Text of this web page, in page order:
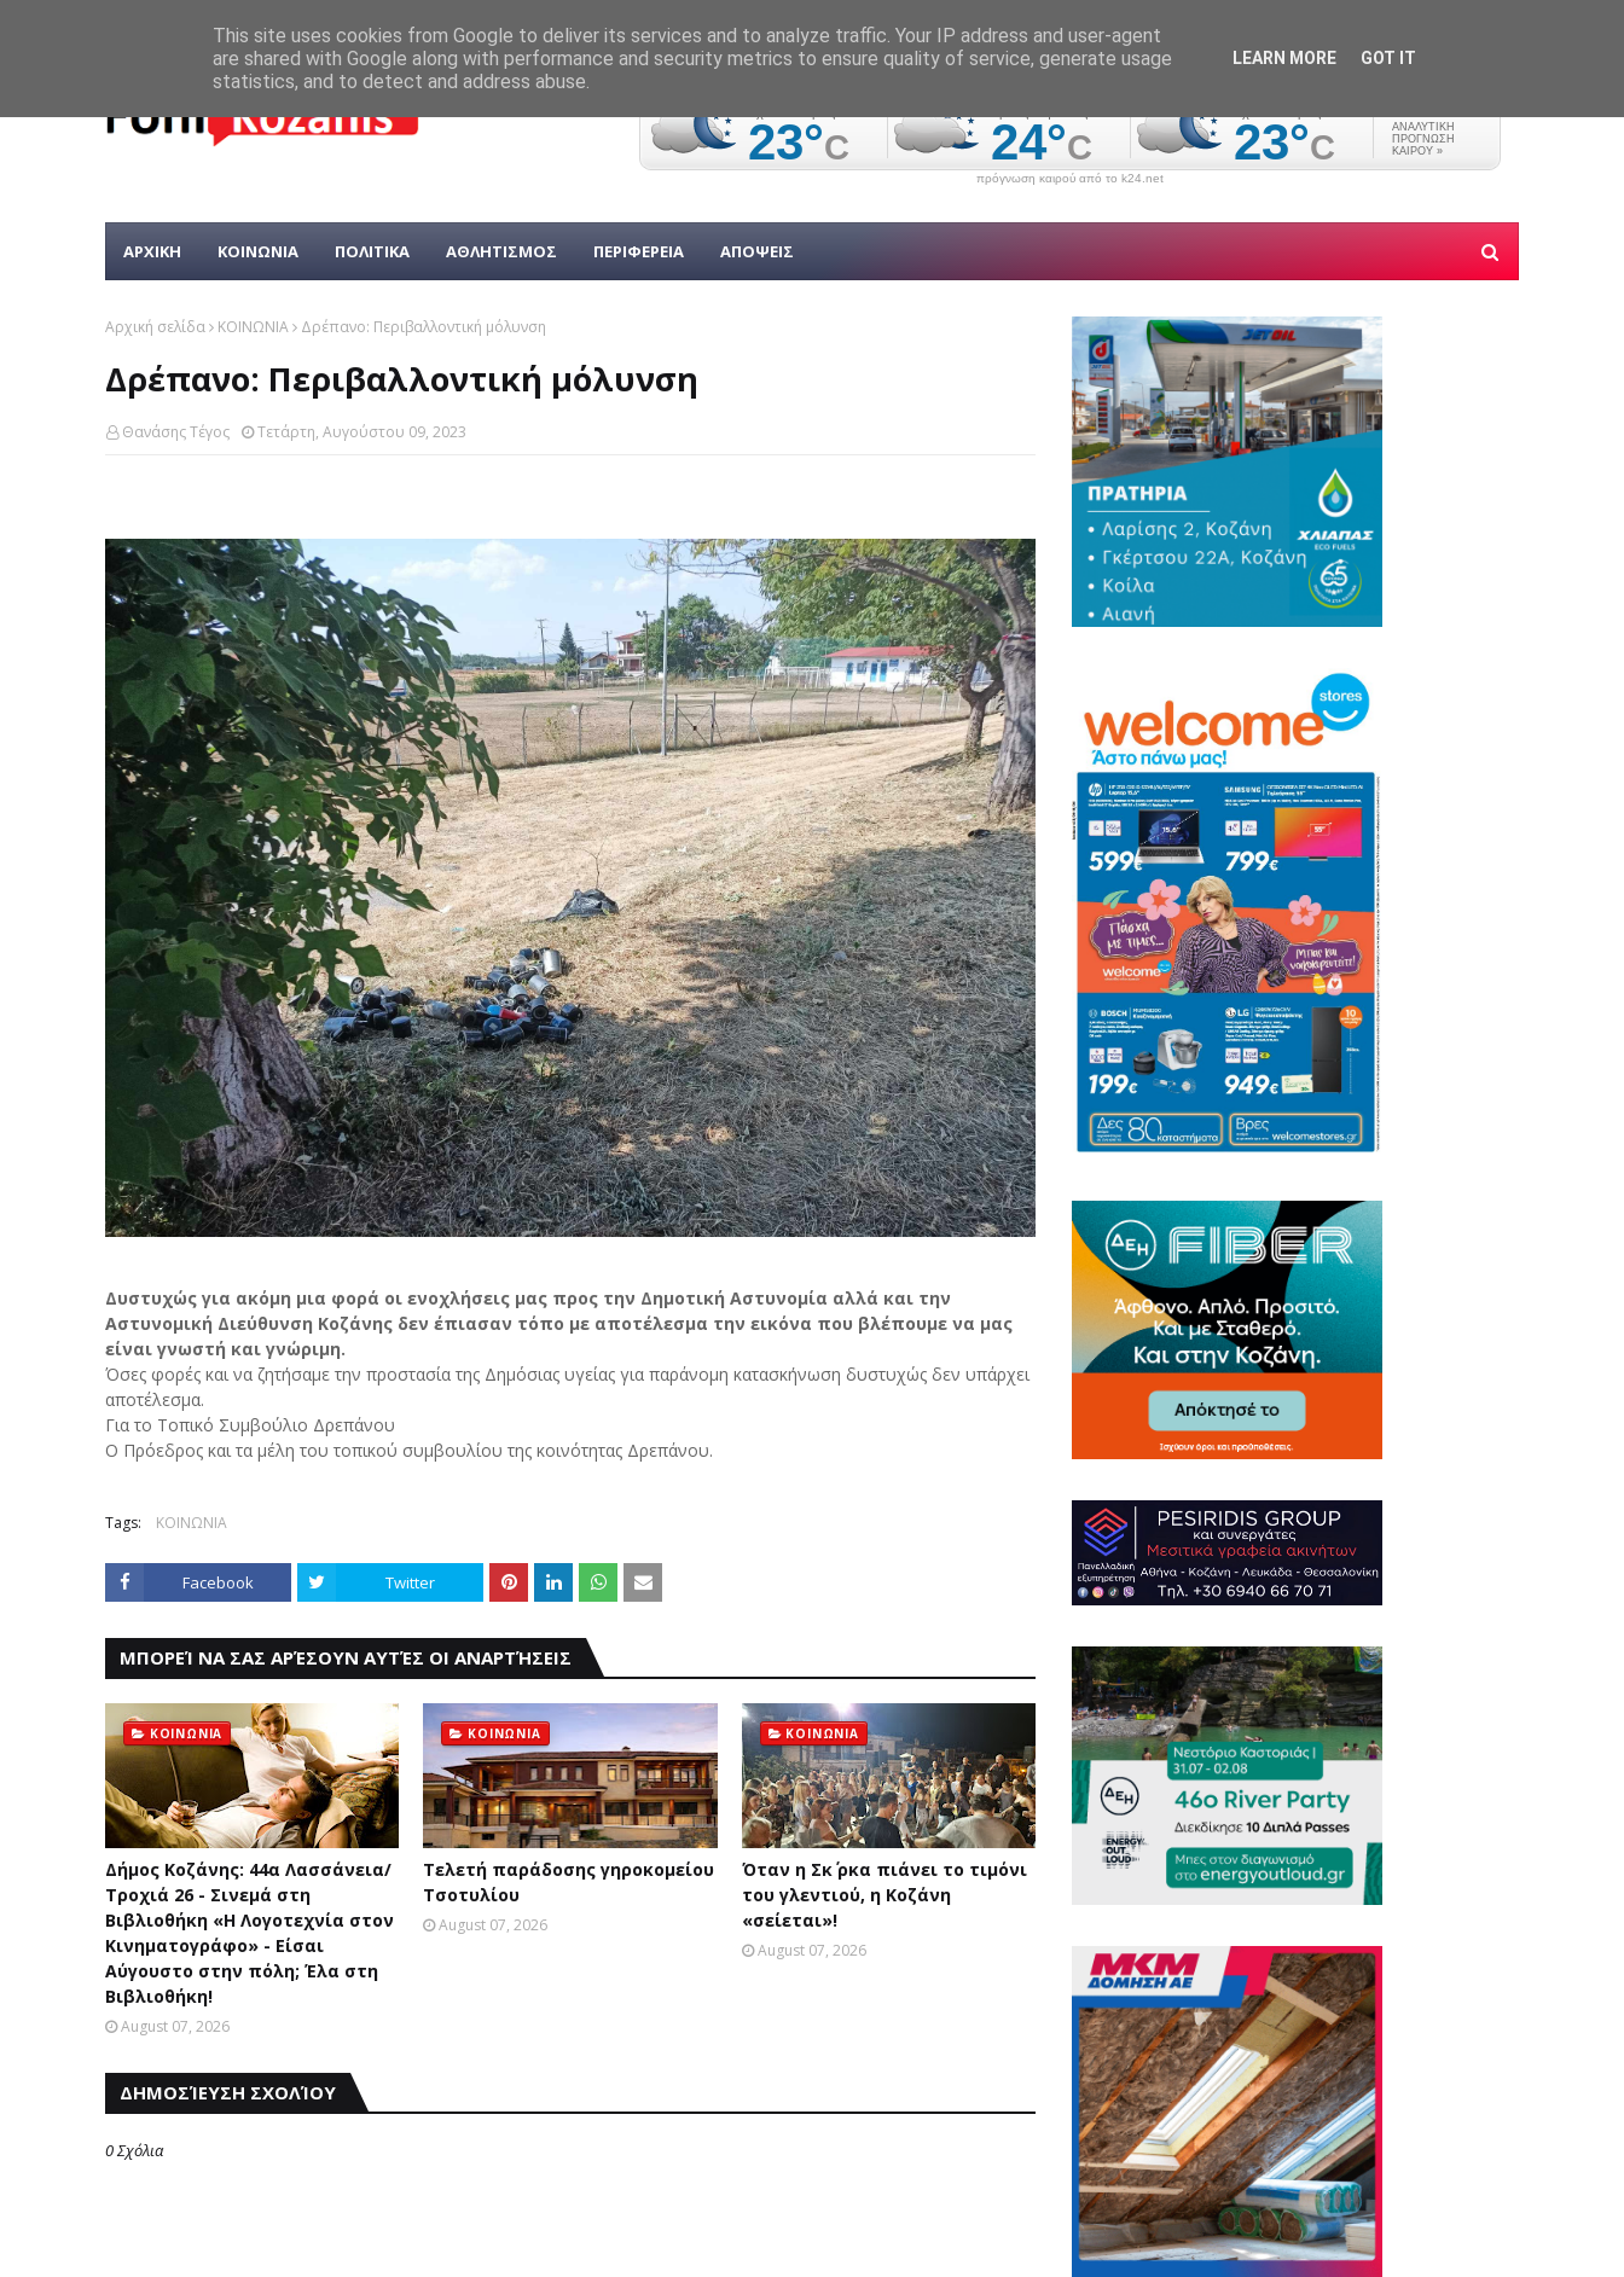
πρόγνωση καιρού από το k24.net
ΑΡΧΙΚΗ ΚΟΙΝΩΝΙΑ ΠΟΛΙΤΙΚΑ ΑΘΛΗΤΙΣΜΟΣ ΠΕΡΙΦΕΡΕΙΑ ΑΠΟΨΕΙΣ
Αρχική σελίδα ΚΟΙΝΩΝΙΑ Δρέπανο: Περιβαλλοντική μόλυνση
Δρέπανο: Περιβαλλοντική μόλυνση
Θανάσης Τέγος Τετάρτη, Αυγούστου 09, 2023
Δυστυχώς για ακόμη μια φορά οι ενοχλήσεις μας προς την Δημοτική Αστυνομία αλλά και την
Αστυνομική Διεύθυνση Κοζάνης δεν έπιασαν τόπο με αποτέλεσμα την εικόνα που βλέπουμε να μας
είναι γνωστή και γνώριμη.
Όσες φορές και να ζητήσαμε την προστασία της Δημόσιας υγείας για παράνομη κατασκήνωση δυστυχώς δεν υπάρχει
αποτέλεσμα.
Για το Τοπικό Συμβούλιο Δρεπάνου
Ο Πρόεδρος και τα μέλη του τοπικού συμβουλίου της κοινότητας Δρεπάνου.
Tags: ΚΟΙΝΩΝΙΑ
Facebook Twitter
ΜΠΟΡΕΊ ΝΑ ΣΑΣ ΑΡΈΣΟΥΝ ΑΥΤΈΣ ΟΙ ΑΝΑΡΤΉΣΕΙΣ
ΚΟΙΝΩΝΙΑ
Δήμος Κοζάνης: 44α Λασσάνεια/
Τροχιά 26 - Σινεμά στη
Βιβλιοθήκη «Η Λογοτεχνία στον
Κινηματογράφο» - Είσαι
Αύγουστο στην πόλη; Έλα στη
Βιβλιοθήκη!
August 07, 2026
ΚΟΙΝΩΝΙΑ
Τελετή παράδοσης γηροκομείου
Τσοτυλίου
August 07, 2026
ΚΟΙΝΩΝΙΑ
Όταν η Σκ΄ ρκα πιάνει το τιμόνι
του γλεντιού, η Κοζάνη
«σείεται»!
August 07, 2026
ΔΗΜΟΣΊΕΥΣΗ ΣΧΟΛΊΟΥ
0 Σχόλια
This site uses cookies from Google to deliver its services and to analyze traffic. Your IP address and user-agent
are shared with Google along with performance and security metrics to ensure quality of service, generate usage
statistics, and to detect and address abuse.
LEARN MORE GOT IT